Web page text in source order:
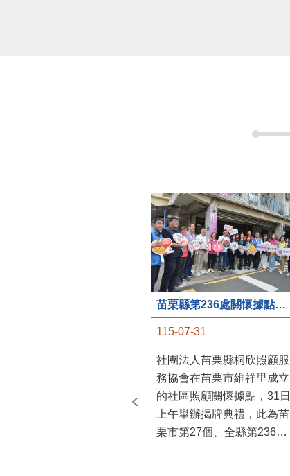
苗栗縣第236處關懷據點在苗栗市維祥里揭牌
115-07-31
社團法人苗栗縣桐欣照顧服
務協會在苗栗市維祥里成立
的社區照顧關懷據點，31日
上午舉辦揭牌典禮，此為苗
栗市第27個、全縣第236處